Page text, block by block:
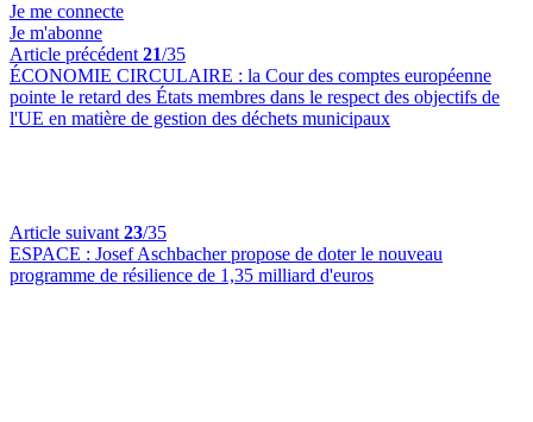
Je me connecte
Je m'abonne
Article précédent 21/35
ÉCONOMIE CIRCULAIRE : la Cour des comptes européenne
pointe le retard des États membres dans le respect des objectifs de
l'UE en matière de gestion des déchets municipaux
Article suivant 23/35
ESPACE : Josef Aschbacher propose de doter le nouveau
programme de résilience de 1,35 milliard d'euros